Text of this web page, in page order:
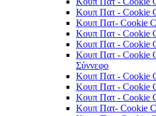
Κουπ Πατ - Cookie
Κουπ Πατ- Cookie
Κουπ Πατ - Cookie
Κουπ Πατ - Cookie
Κουπ Πατ - Cookie
Σύννεφο
Κουπ Πατ - Cookie
Κουπ Πατ - Cookie
Κουπ Πατ - Cookie
Κουπ Πατ- Cookie